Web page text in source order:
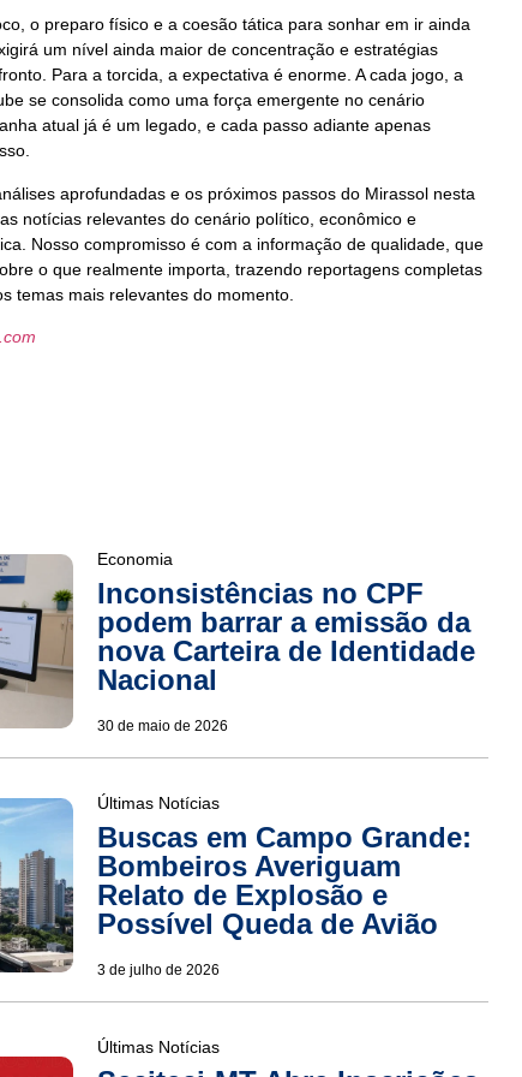
o preparo físico e a coesão tática para sonhar em ir ainda
um nível ainda maior de concentração e estratégias
Para a torcida, a expectativa é enorme. A cada jogo, a
se consolida como uma força emergente no cenário
atual já é um legado, e cada passo adiante apenas
aprofundadas e os próximos passos do Mirassol nesta
notícias relevantes do cenário político, econômico e
Nosso compromisso é com a informação de qualidade, que
o que realmente importa, trazendo reportagens completas
temas mais relevantes do momento.
Economia
Inconsistências no CPF
podem barrar a emissão da
nova Carteira de Identidade
Nacional
30 de maio de 2026
Últimas Notícias
Buscas em Campo Grande:
Bombeiros Averiguam
Relato de Explosão e
Possível Queda de Avião
3 de julho de 2026
Últimas Notícias